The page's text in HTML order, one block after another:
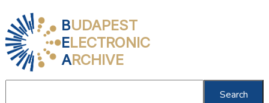
BUDAPEST
ELECTRONIC
ARCHIVE
Search